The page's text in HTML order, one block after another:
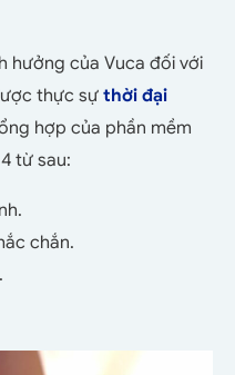
hưởng của Vuca đối với
thực sự thời đại
hợp của phần mềm
từ sau:
chắn.